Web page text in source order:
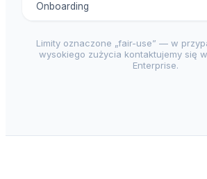
Onboarding
Limity oznaczone „fair-use” — w
wysokiego zużycia kontaktujemy się
Enterprise.